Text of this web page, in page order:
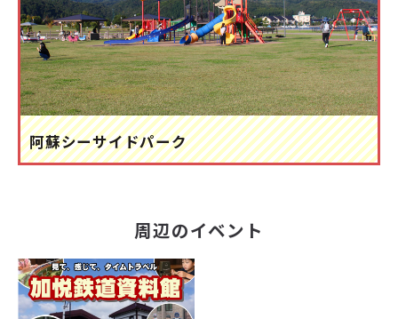
阿蘇シーサイドパーク
周辺のイベント